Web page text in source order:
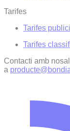
Tarifes
Tarifes
Tarifes
Contacti amb
a